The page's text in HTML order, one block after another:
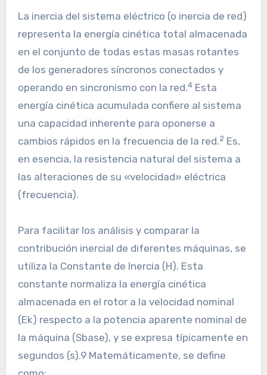
La inercia del sistema eléctrico (o inercia de red)
representa la energía cinética total almacenada
en el conjunto de todas estas masas rotantes
de los generadores síncronos conectados y
operando en sincronismo con la red.4Esta
energía cinética acumulada confiere al sistema
una capacidad inherente para oponerse a
cambios rápidos en la frecuencia de la red.2Es,
en esencia, la resistencia natural del sistema a
las alteraciones de su «velocidad» eléctrica
(frecuencia).
Para facilitar los análisis y comparar la
contribución inercial de diferentes máquinas, se
utiliza la Constante de Inercia (H). Esta
constante normaliza la energía cinética
almacenada en el rotor a la velocidad nominal
(Ek​) respecto a la potencia aparente nominal de
la máquina (Sbase​), y se expresa típicamente en
segundos (s).9 Matemáticamente, se define